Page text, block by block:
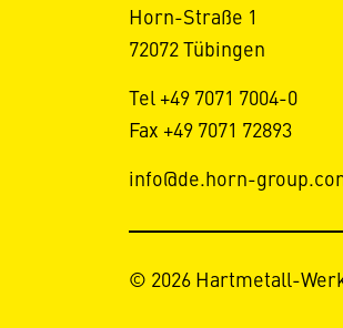
Horn-Straße 1
72072 Tübingen
Tel +49 7071 7004-0
Fax +49 7071 72893
info@de.horn-
© 2026 Hartmetall-